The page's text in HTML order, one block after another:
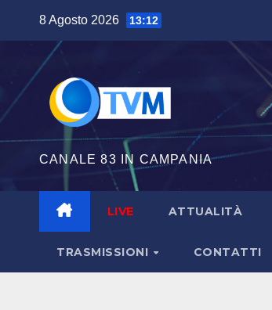
contenuto
8 Agosto 2026 13:12
CANALE 83 IN CAMPANIA
LIVE ATTUALITÀ
TRASMISSIONI CONTATTI